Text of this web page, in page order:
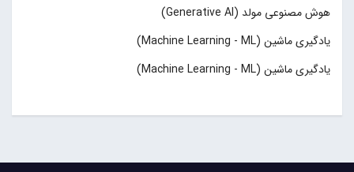
هوش مصنوعی مولد (Generative AI)
یادگیری ماشین (Machine Learning - ML)
یادگیری ماشین (Machine Learning - ML)